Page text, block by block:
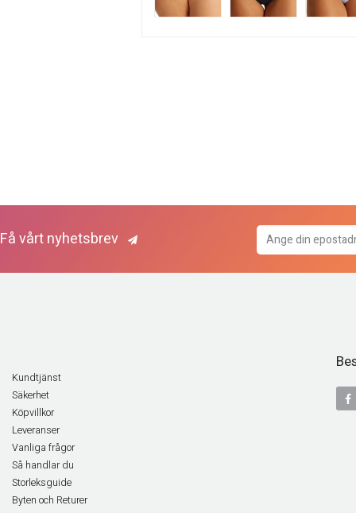
Få vårt nyhetsbrev
Kundtjänst
Säkerhet
Köpvillkor
Leveranser
Vanliga frågor
Så handlar du
Storleksguide
Byten och Returer